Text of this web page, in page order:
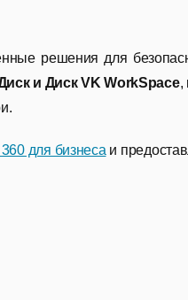
решения для
и Диск VK WorkSpace,
для бизнеса и